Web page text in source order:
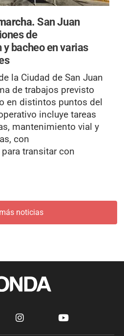
San Juan
de
bacheo en varias
la Ciudad de San Juan
de trabajos previsto
en distintos puntos del
incluye tareas
mantenimiento vial y
con
transitar con
noticias